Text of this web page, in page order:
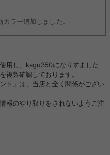
ラー追加しました。
用し、kagu350になりすました
複数確認しております。
ト」は、当店と全く関係がござい
報のやり取りをされないようご注